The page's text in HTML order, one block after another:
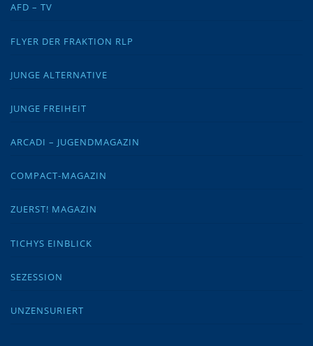
AFD – TV
FLYER DER FRAKTION RLP
JUNGE ALTERNATIVE
JUNGE FREIHEIT
ARCADI – JUGENDMAGAZIN
COMPACT-MAGAZIN
ZUERST! MAGAZIN
TICHYS EINBLICK
SEZESSION
UNZENSURIERT